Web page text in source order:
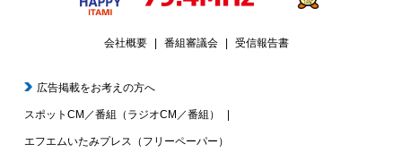
会社概要 番組審議会 受信報告書
広告掲載をお考えの方へ
スポットCM／番組（ラジオCM／番組）
エフエムいたみプレス（フリーペーパー）